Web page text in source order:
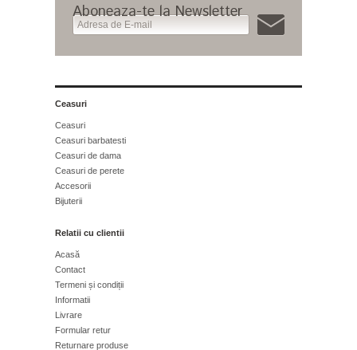
Aboneaza-te la Newsletter
Ceasuri
Ceasuri
Ceasuri barbatesti
Ceasuri de dama
Ceasuri de perete
Accesorii
Bijuterii
Relatii cu clientii
Acasă
Contact
Termeni și condiții
Informatii
Livrare
Formular retur
Returnare produse